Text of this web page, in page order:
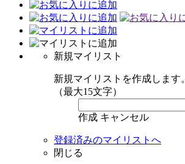
新規マイリスト
新規マイリストを作成します。
（最大15文字）
作成 キャンセル
登録済みのマイリストへ
閉じる